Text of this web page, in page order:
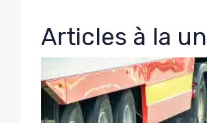
Articles à la